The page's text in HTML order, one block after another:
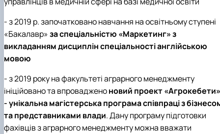
- з 2019 р. започатковано навчання на освітньому ступені
«Бакалавр»за спеціальністю «Маркетинг» з
викладанням дисциплін спеціальності англійською
мовою
- з 2019 року на факультеті аграрного менеджменту
ініційовано та впровадженоновий проект «Агрокебети»
- унікальна магістерська програма співпраці з
та представниками влади. Дану програму підготовки
фахівців з аграрного менеджменту можна вважати